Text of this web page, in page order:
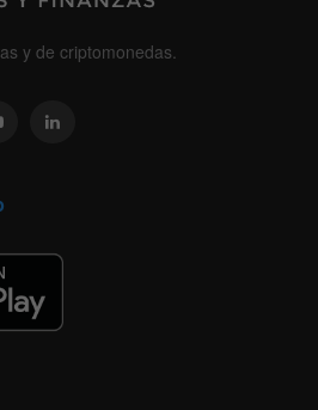
y de criptomonedas.